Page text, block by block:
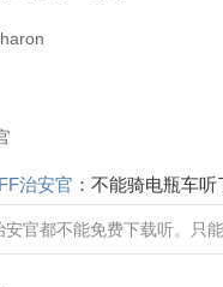
治安官 ： 不能骑电瓶车听
安官都不能免费下载听。只能